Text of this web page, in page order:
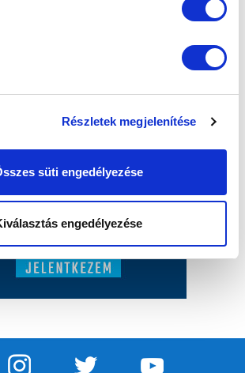
Részletek megjelenítése
süti engedélyezése
engedélyezése